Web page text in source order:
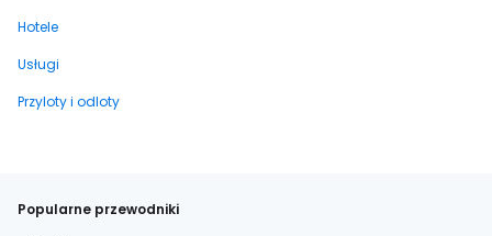
Hotele
Usługi
Przyloty i odloty
Popularne przewodniki